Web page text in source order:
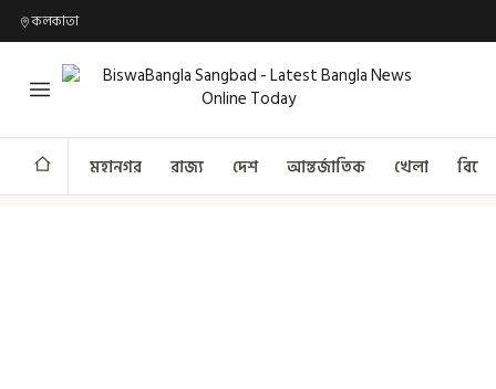
কলকাতা
মহানগর রাজ্য দেশ আন্তর্জাতিক খেলা